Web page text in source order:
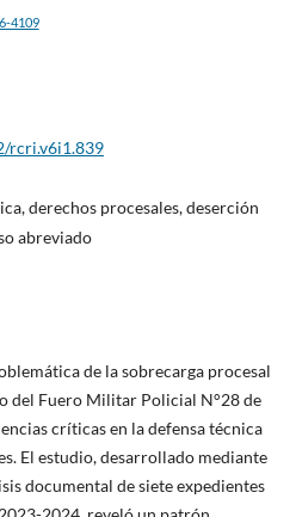
4109
rcri.v6i1.839
derechos procesales, deserción
abreviado
de la sobrecarga procesal
del Fuero Militar Policial N°28 de
críticas en la defensa técnica
El estudio, desarrollado mediante
documental de siete expedientes